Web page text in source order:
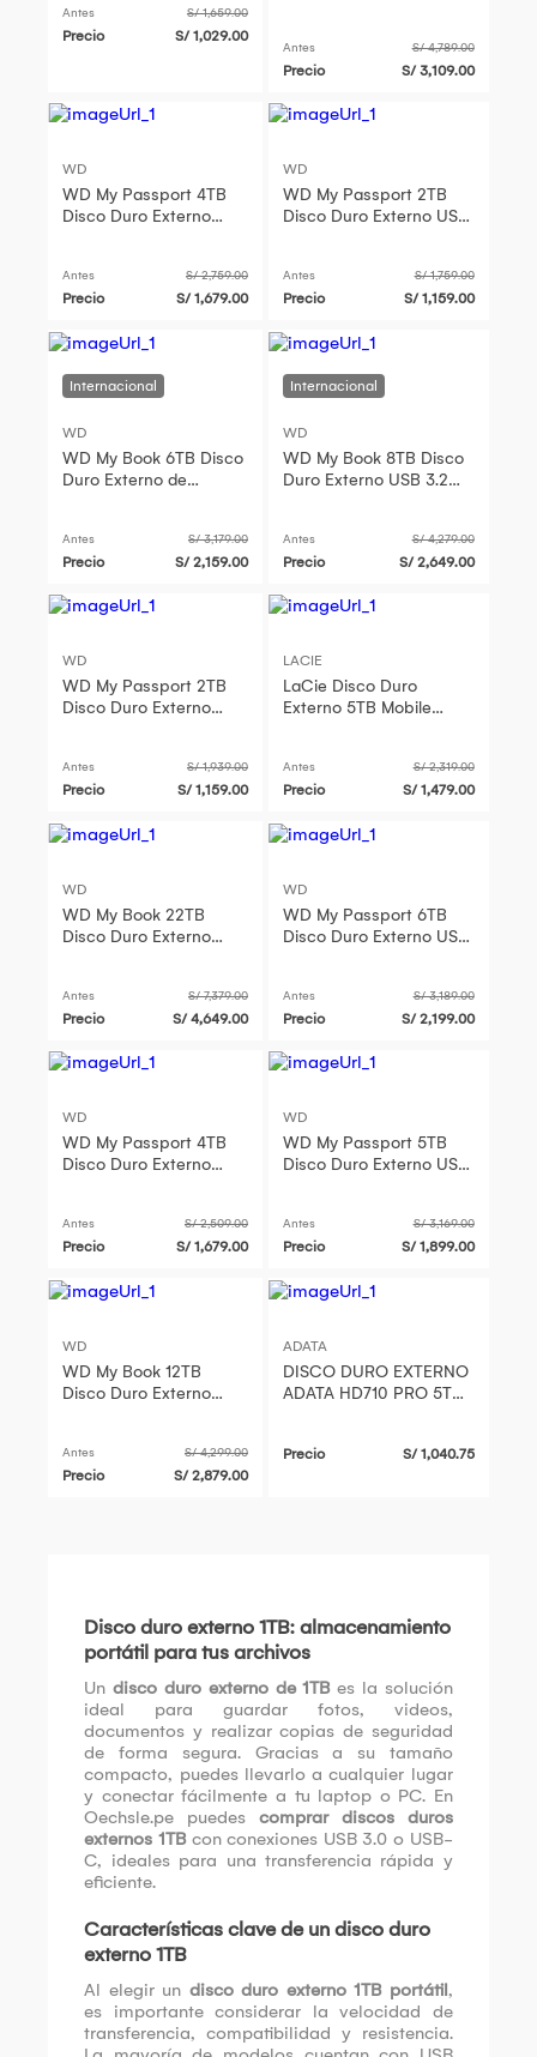
256-Bit
Antes S/ 1,659.00
Precio S/ 1,029.00
Antes S/ 4,789.00
Precio S/ 3,109.00
WD
WD My Passport 4TB
Disco Duro Externo
256-Bit
Antes S/ 2,759.00
Precio S/ 1,679.00
WD
WD My Passport 2TB
Disco Duro Externo USB
Antes S/ 1,759.00
Precio S/ 1,159.00
WD
WD My Book 6TB Disco
Duro Externo de
de 256
Antes S/ 3,179.00
Precio S/ 2,159.00
WD
WD My Book 8TB Disco
Duro Externo USB 3.2
Antes S/ 4,279.00
Precio S/ 2,649.00
WD
WD My Passport 2TB
Disco Duro Externo
256 bits
Antes S/ 1,939.00
Precio S/ 1,159.00
LACIE
LaCie Disco Duro
Externo 5TB Mobile
por Contras
Antes S/ 2,319.00
Precio S/ 1,479.00
WD
WD My Book 22TB
Disco Duro Externo
256 bits
Antes S/ 7,379.00
Precio S/ 4,649.00
WD
WD My Passport 6TB
Disco Duro Externo USB
Antes S/ 3,189.00
Precio S/ 2,199.00
WD
WD My Passport 4TB
Disco Duro Externo
Antes S/ 2,509.00
Precio S/ 1,679.00
WD
WD My Passport 5TB
Disco Duro Externo USB
Antes S/ 3,169.00
Precio S/ 1,899.00
WD
WD My Book 12TB
Disco Duro Externo
Software de Respal
Antes S/ 4,299.00
Precio S/ 2,879.00
ADATA
DISCO DURO EXTERNO
ADATA HD710 PRO 5TB,
Precio S/ 1,040.75
Disco duro externo 1TB: almacenamiento
portátil para tus archivos
Undisco duro externo de 1TBes la solución
ideal para guardar fotos, videos,
documentos y realizar copias de seguridad
de forma segura. Gracias a su tamaño
compacto, puedes llevarlo a cualquier lugar
y conectar fácilmente a tu laptop o PC. En
Oechsle.pe puedes comprar discos duros
externos 1TBcon conexiones USB 3.0 o USB-
C, ideales para una transferencia rápida y
eficiente.
Características clave de un disco duro
externo 1TB
Al elegir un disco duro externo 1TB portátil,
es importante considerar la velocidad de
transferencia, compatibilidad y resistencia.